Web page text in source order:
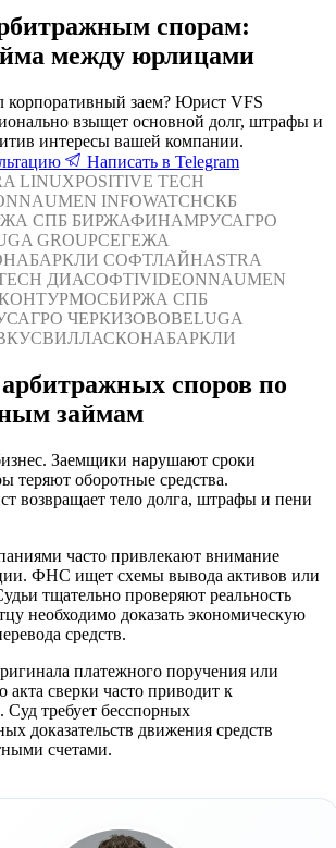
спорам:
между юрлицами
корпоративный заем? Юрист VFS
взыщет основной долг, штрафы и
интересы вашей компании.
Написать в Telegram
LINUXPOSITIVE TECH
NAUMEN INFOWATCHСКБ
СПБ БИРЖАФИНАМРУСАГРО
GROUPСЕГЕЖА
БАРКЛИ СОФТЛАЙНASTRA
ДИАСОФТIVIDEONNAUMEN
МОСБИРЖА СПБ
ЧЕРКИЗОВОBELUGA
АСКОНАБАРКЛИ
споров по
займам
Заемщики нарушают сроки
теряют оборотные средства.
возвращает тело долга, штрафы и пени
часто привлекают внимание
ФНС ищет схемы вывода активов или
тщательно проверяют реальность
необходимо доказать экономическую
средств.
платежного поручения или
акта сверки часто приводит к
Суд требует бесспорных
доказательств движения средств
счетами.